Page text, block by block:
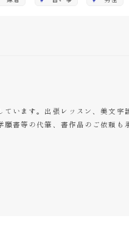
います。出張レッスン、美文字
書等の代筆、書作品のご依頼も